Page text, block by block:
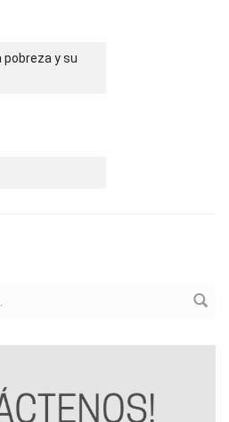
pobreza y su